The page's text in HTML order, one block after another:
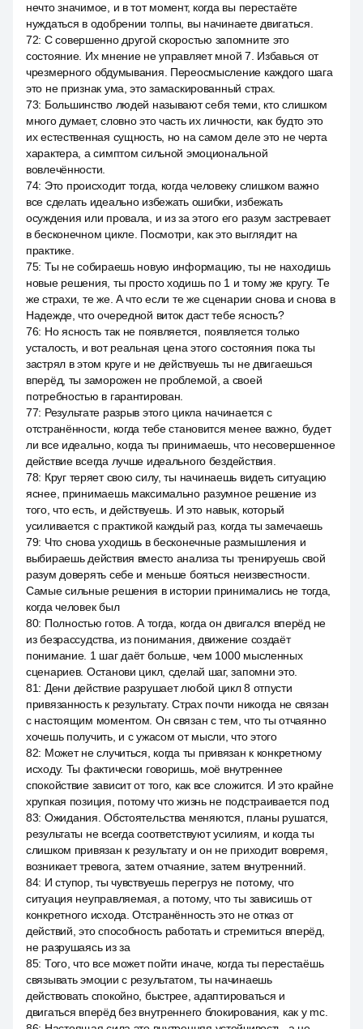
нечто значимое, и в тот момент, когда вы перестаёте
нуждаться в одобрении толпы, вы начинаете двигаться.
72: С совершенно другой скоростью запомните это
состояние. Их мнение не управляет мной 7. Избавься от
чрезмерного обдумывания. Переосмысление каждого шага
это не признак ума, это замаскированный страх.
73: Большинство людей называют себя теми, кто слишком
много думает, словно это часть их личности, как будто это
их естественная сущность, но на самом деле это не черта
характера, а симптом сильной эмоциональной
вовлечённости.
74: Это происходит тогда, когда человеку слишком важно
все сделать идеально избежать ошибки, избежать
осуждения или провала, и из за этого его разум застревает
в бесконечном цикле. Посмотри, как это выглядит на
практике.
75: Ты не собираешь новую информацию, ты не находишь
новые решения, ты просто ходишь по 1 и тому же кругу. Те
же страхи, те же. А что если те же сценарии снова и снова в
Надежде, что очередной виток даст тебе ясность?
76: Но ясность так не появляется, появляется только
усталость, и вот реальная цена этого состояния пока ты
застрял в этом круге и не действуешь ты не двигаешься
вперёд, ты заморожен не проблемой, а своей
потребностью в гарантирован.
77: Результате разрыв этого цикла начинается с
отстранённости, когда тебе становится менее важно, будет
ли все идеально, когда ты принимаешь, что несовершенное
действие всегда лучше идеального бездействия.
78: Круг теряет свою силу, ты начинаешь видеть ситуацию
яснее, принимаешь максимально разумное решение из
того, что есть, и действуешь. И это навык, который
усиливается с практикой каждый раз, когда ты замечаешь
79: Что снова уходишь в бесконечные размышления и
выбираешь действия вместо анализа ты тренируешь свой
разум доверять себе и меньше бояться неизвестности.
Самые сильные решения в истории принимались не тогда,
когда человек был
80: Полностью готов. А тогда, когда он двигался вперёд не
из безрассудства, из понимания, движение создаёт
понимание. 1 шаг даёт больше, чем 1000 мысленных
сценариев. Останови цикл, сделай шаг, запомни это.
81: Дени действие разрушает любой цикл 8 отпусти
привязанность к результату. Страх почти никогда не связан
с настоящим моментом. Он связан с тем, что ты отчаянно
хочешь получить, и с ужасом от мысли, что этого
82: Может не случиться, когда ты привязан к конкретному
исходу. Ты фактически говоришь, моё внутреннее
спокойствие зависит от того, как все сложится. И это крайне
хрупкая позиция, потому что жизнь не подстраивается под
83: Ожидания. Обстоятельства меняются, планы рушатся,
результаты не всегда соответствуют усилиям, и когда ты
слишком привязан к результату и он не приходит вовремя,
возникает тревога, затем отчаяние, затем внутренний.
84: И ступор, ты чувствуешь перегруз не потому, что
ситуация неуправляемая, а потому, что ты зависишь от
конкретного исхода. Отстранённость это не отказ от
действий, это способность работать и стремиться вперёд,
не разрушаясь из за
85: Того, что все может пойти иначе, когда ты перестаёшь
связывать эмоции с результатом, ты начинаешь
действовать спокойно, быстрее, адаптироваться и
двигаться вперёд без внутреннего блокирования, как у mc.